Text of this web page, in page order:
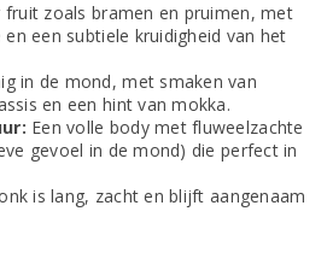
fruit zoals bramen en pruimen, met
een subtiele kruidigheid van het
in de mond, met smaken van
en een hint van mokka.
Een volle body met fluweelzachte
gevoel in de mond) die perfect in
is lang, zacht en blijft aangenaam